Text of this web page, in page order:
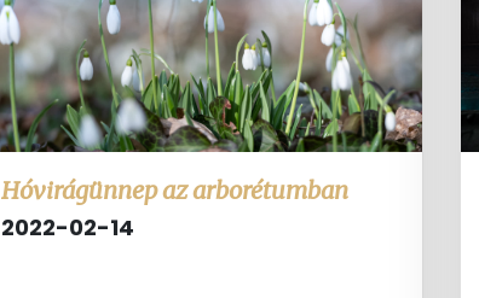
Hóvirágünnep az arborétumban
2022-02-14